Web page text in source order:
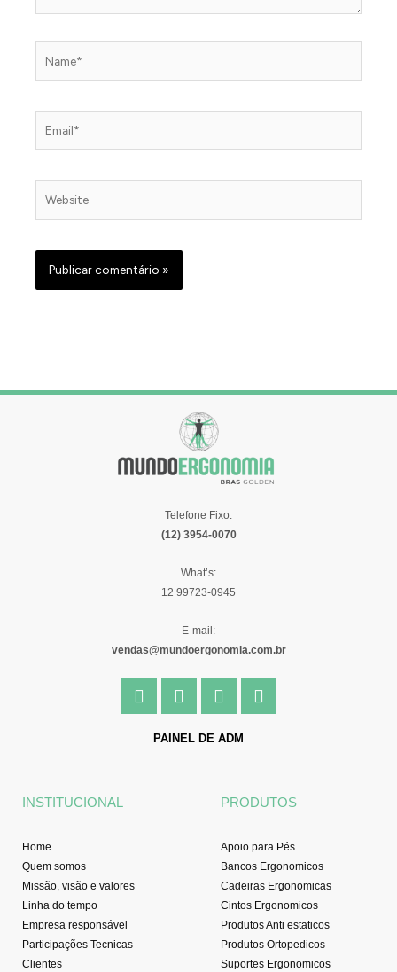
Telefone Fixo:
(12) 3954-0070
What’s:
12 99723-0945
E-mail:
vendas@mundoergonomia.com.br
F
a
I
n
t
Y
o
t
e
L
i
n
PAINEL DE ADM
INSTITUCIONAL
Home
Quem somos
Missão, visão e valores
Linha do tempo
Empresa responsável
Participações Tecnicas
Clientes
PRODUTOS
Apoio para Pés
Bancos Ergonomicos
Cadeiras Ergonomicas
Cintos Ergonomicos
Produtos Anti estaticos
Produtos Ortopedicos
Suportes Ergonomicos